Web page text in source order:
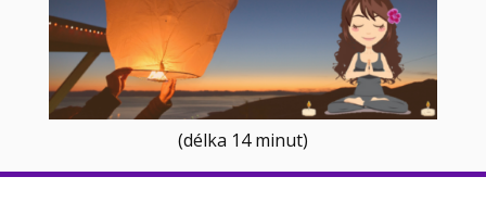
(délka 14 minut)